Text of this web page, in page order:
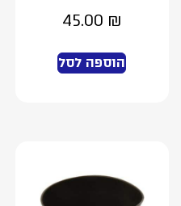
45.00₪
הוספה לסל